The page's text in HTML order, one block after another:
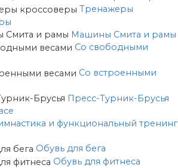
Тренажеры
Машины Смита и рамы
Со свободными
Со встроенными
Пресс-Турник-Брусья
и функциональный тренинг
Обувь для бега
Обувь для фитнеса